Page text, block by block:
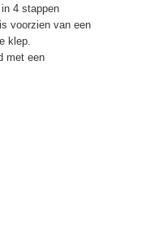
4 stappen
voorzien van een
klep.
met een